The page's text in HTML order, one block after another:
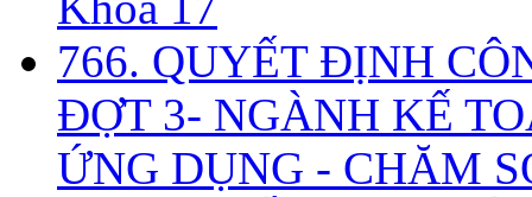
766. QUYẾT ĐỊNH
ĐỢT 3- NGÀNH KẾ
ỨNG DỤNG - CHĂM